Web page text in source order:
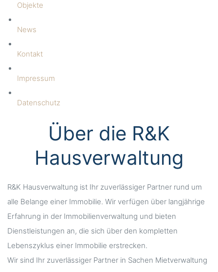
Objekte
News
Kontakt
Impressum
Datenschutz
Über die R&K
Hausverwaltung
R&K Hausverwaltung ist Ihr zuverlässiger Partner rund um
alle Belange einer Immobilie. Wir verfügen über langjährige
Erfahrung in der Immobilienverwaltung und bieten
Dienstleistungen an, die sich über den kompletten
Lebenszyklus einer Immobilie erstrecken.
Wir sind Ihr zuverlässiger Partner in Sachen Mietverwaltung